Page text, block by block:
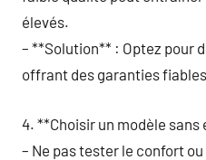
élevés.
– **Solution** : Optez pour
offrant des garanties
4. **Choisir un modèle sans
– Ne pas tester le confort